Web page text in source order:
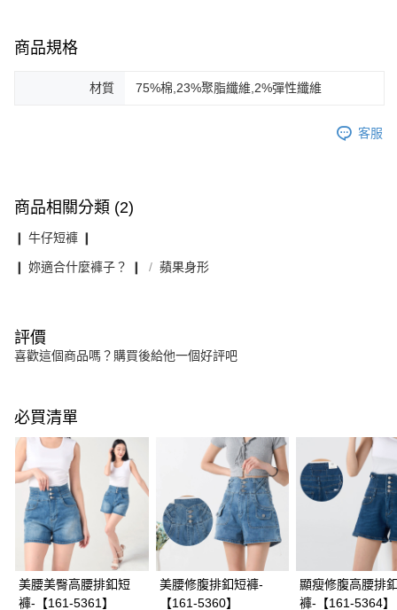
商品規格
材質 75%棉,23%聚脂纖維,2%彈性纖維
客服
商品相關分類 (2)
❙ 牛仔短褲 ❙
❙ 妳適合什麼褲子？ ❙ 蘋果身形
評價
喜歡這個商品嗎？購買後給他一個好評吧
必買清單
美腰美臀高腰排釦短
褲-【161-5361】
美腰修腹排釦短褲-
【161-5360】
顯瘦修腹高腰排
褲-【161-5364】